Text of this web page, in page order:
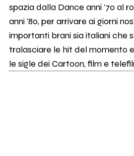
spazia dalla Dance anni '70 al
anni '80, per arrivare ai giorni
importanti brani sia italiani che
tralasciare le hit del momento
le sigle dei Cartoon, film e